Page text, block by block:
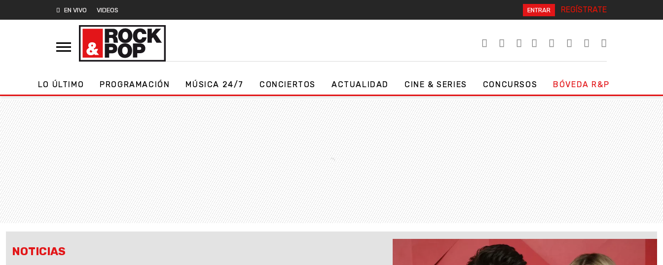
EN VIVO VIDEOS ENTRAR REGÍSTRATE
LO ÚLTIMO PROGRAMACIÓN MÚSICA 24/7 CONCIERTOS ACTUALIDAD CINE & SERIES CONCURSOS BÓVEDA R&P
NOTICIAS